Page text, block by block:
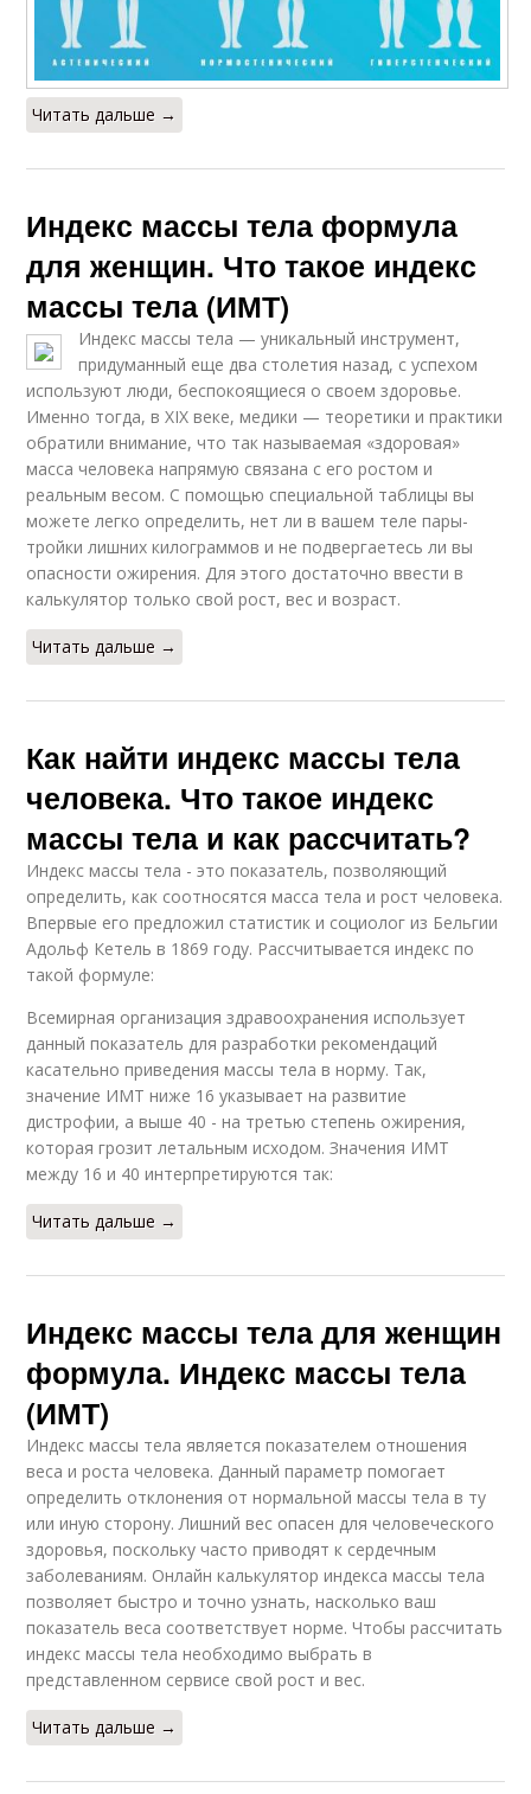
Читать дальше →
Индекс массы тела формула
для женщин. Что такое индекс
массы тела (ИМТ)
Индекс массы тела — уникальный инструмент,
придуманный еще два столетия назад, с успехом
используют люди, беспокоящиеся о своем здоровье.
Именно тогда, в XIX веке, медики — теоретики и практики
обратили внимание, что так называемая «здоровая»
масса человека напрямую связана с его ростом и
реальным весом. С помощью специальной таблицы вы
можете легко определить, нет ли в вашем теле пары-
тройки лишних килограммов и не подвергаетесь ли вы
опасности ожирения. Для этого достаточно ввести в
калькулятор только свой рост, вес и возраст.
Читать дальше →
Как найти индекс массы тела
человека. Что такое индекс
массы тела и как рассчитать?
Индекс массы тела - это показатель, позволяющий
определить, как соотносятся масса тела и рост человека.
Впервые его предложил статистик и социолог из Бельгии
Адольф Кетель в 1869 году. Рассчитывается индекс по
такой формуле:
Всемирная организация здравоохранения использует
данный показатель для разработки рекомендаций
касательно приведения массы тела в норму. Так,
значение ИМТ ниже 16 указывает на развитие
дистрофии, а выше 40 - на третью степень ожирения,
которая грозит летальным исходом. Значения ИМТ
между 16 и 40 интерпретируются так:
Читать дальше →
Индекс массы тела для женщин
формула. Индекс массы тела
(ИМТ)
Индекс массы тела является показателем отношения
веса и роста человека. Данный параметр помогает
определить отклонения от нормальной массы тела в ту
или иную сторону. Лишний вес опасен для человеческого
здоровья, поскольку часто приводят к сердечным
заболеваниям. Онлайн калькулятор индекса массы тела
позволяет быстро и точно узнать, насколько ваш
показатель веса соответствует норме. Чтобы рассчитать
индекс массы тела необходимо выбрать в
представленном сервисе свой рост и вес.
Читать дальше →